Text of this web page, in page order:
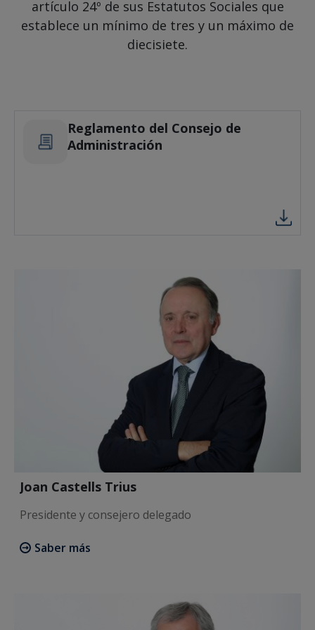
artículo 24º de sus Estatutos Sociales que
establece un mínimo de tres y un máximo de
diecisiete.
Reglamento del Consejo de
Administración
Joan Castells Trius
Presidente y consejero delegado
Saber más